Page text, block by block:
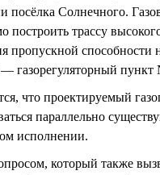
посёлка Солнечного.
построить трассу
пропускной способности
— газорегуляторный
что проектируемый
параллельно
исполнении.
который также